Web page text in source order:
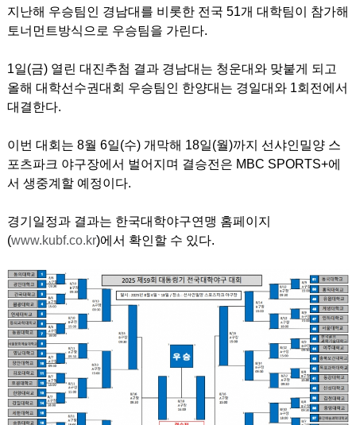
지난해 우승팀인 경남대를 비롯한 전국 51개 대학팀이 참가해
토너먼트방식으로 우승팀을 가린다.
1일(금) 열린 대진추첨 결과 경남대는 청운대와 맞붙게 되고
올해 대학선수권대회 우승팀인 한양대는 경일대와 1회전에서
대결한다.
이번 대회는 8월 6일(수) 개막해 18일(월)까지 선샤인밀양 스
포츠파크 야구장에서 벌어지며 결승전은 MBC SPORTS+에
서 생중계할 예정이다.
경기일정과 결과는 한국대학야구연맹 홈페이지
(www.kubf.co.kr)에서 확인할 수 있다.